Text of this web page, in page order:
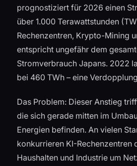
prognostiziert für 2026 einen
über 1.000 Terawattstunden
Rechenzentren, Krypto-Mining
entspricht ungefähr dem
Stromverbrauch Japans. 2022
bei 460 TWh – eine
Das Problem: Dieser Anstieg
die sich gerade mitten im
Energien befinden. An vielen
konkurrieren KI-Rechenzentren
Haushalten und Industrie um